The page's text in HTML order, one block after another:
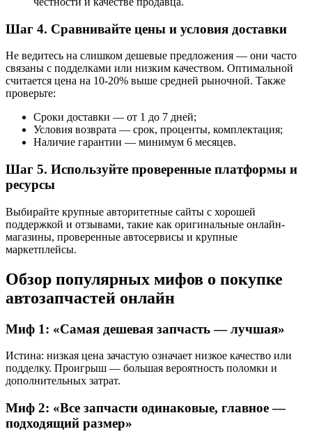
Шаг 4. Сравнивайте цены и условия доставки
Не ведитесь на слишком дешевые предложения — они часто
связаны с подделками или низким качеством. Оптимальной
считается цена на 10-20% выше средней рыночной. Также
проверьте:
Сроки доставки — от 1 до 7 дней;
Условия возврата — срок, проценты, комплектация;
Наличие гарантии — минимум 6 месяцев.
Шаг 5. Используйте проверенные платформы и
ресурсы
Выбирайте крупные авторитетные сайты с хорошей
поддержкой и отзывами, такие как оригинальные онлайн-
магазины, проверенные автосервисы и крупные
маркетплейсы.
Обзор популярных мифов о покупке
автозапчастей онлайн
Миф 1: «Самая дешевая запчасть — лучшая»
Истина: низкая цена зачастую означает низкое качество или
подделку. Проигрыш — большая вероятность поломки и
дополнительных затрат.
Миф 2: «Все запчасти одинаковые, главное —
подходящий размер»